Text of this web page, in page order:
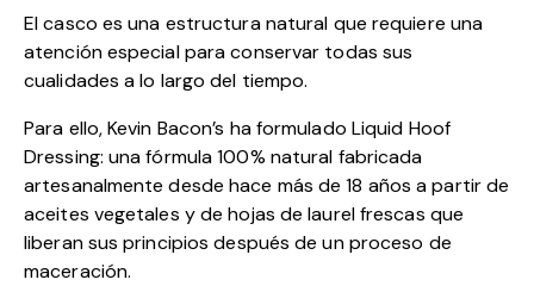
El casco es una estructura natural que requiere una
atención especial para conservar todas sus
cualidades a lo largo del tiempo.
Para ello, Kevin Bacon’s ha formulado Liquid Hoof
Dressing: una fórmula 100% natural fabricada
artesanalmente desde hace más de 18 años a partir de
aceites vegetales y de hojas de laurel frescas que
liberan sus principios después de un proceso de
maceración.